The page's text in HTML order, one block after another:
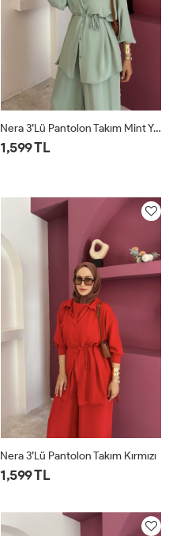
Nera 3’lü Pantolon Takım Mint Yeşili
1,599 TL
Nera 3’lü Pantolon Takım Kırmızı
1,599 TL